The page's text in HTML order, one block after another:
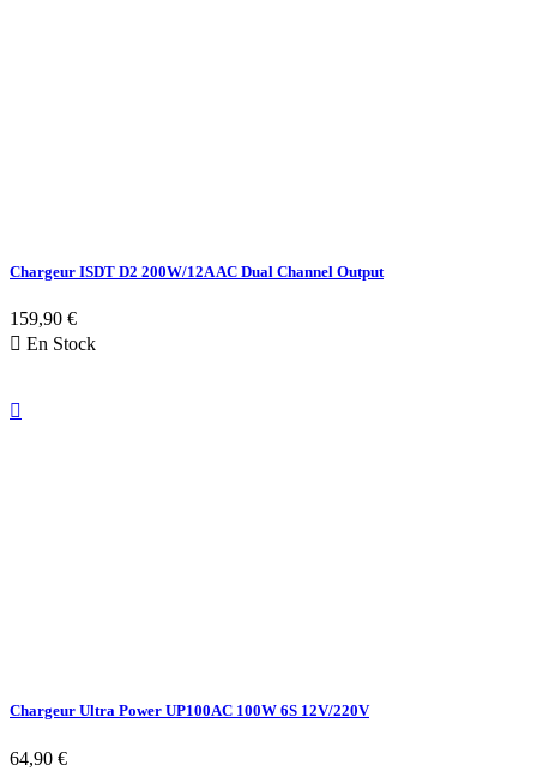
Chargeur ISDT D2 200W/12A AC Dual Channel Output
159,90 €
 En Stock

Chargeur Ultra Power UP100AC 100W 6S 12V/220V
64,90 €